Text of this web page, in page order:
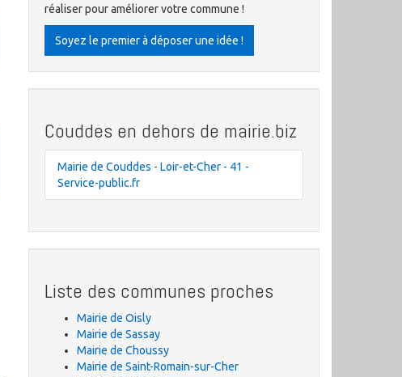
réaliser pour améliorer votre commune !
Soyez le premier à déposer une idée !
Couddes en dehors de mairie.biz
Mairie de Couddes - Loir-et-Cher - 41 -
Service-public.fr
Liste des communes proches
Mairie de Oisly
Mairie de Sassay
Mairie de Choussy
Mairie de Saint-Romain-sur-Cher